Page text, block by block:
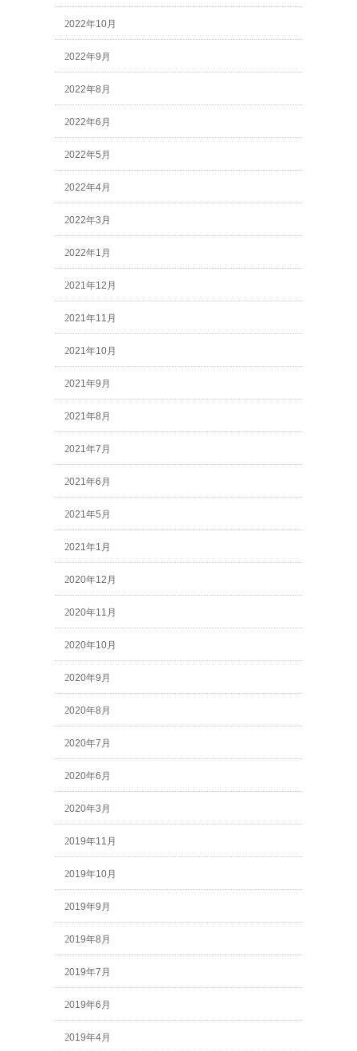
2022年10月
2022年9月
2022年8月
2022年6月
2022年5月
2022年4月
2022年3月
2022年1月
2021年12月
2021年11月
2021年10月
2021年9月
2021年8月
2021年7月
2021年6月
2021年5月
2021年1月
2020年12月
2020年11月
2020年10月
2020年9月
2020年8月
2020年7月
2020年6月
2020年3月
2019年11月
2019年10月
2019年9月
2019年8月
2019年7月
2019年6月
2019年4月